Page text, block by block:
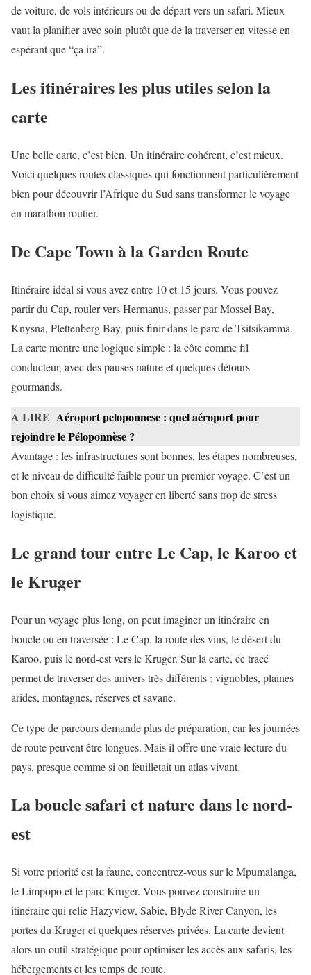
de voiture, de vols intérieurs ou de départ vers un safari. Mieux
vaut la planifier avec soin plutôt que de la traverser en vitesse en
espérant que “ça ira”.
Les itinéraires les plus utiles selon la
carte
Une belle carte, c’est bien. Un itinéraire cohérent, c’est mieux.
Voici quelques routes classiques qui fonctionnent particulièrement
bien pour découvrir l’Afrique du Sud sans transformer le voyage
en marathon routier.
De Cape Town à la Garden Route
Itinéraire idéal si vous avez entre 10 et 15 jours. Vous pouvez
partir du Cap, rouler vers Hermanus, passer par Mossel Bay,
Knysna, Plettenberg Bay, puis finir dans le parc de Tsitsikamma.
La carte montre une logique simple : la côte comme fil
conducteur, avec des pauses nature et quelques détours
gourmands.
A LIRE Aéroport peloponnese : quel aéroport pour
rejoindre le Péloponnèse ?
Avantage : les infrastructures sont bonnes, les étapes nombreuses,
et le niveau de difficulté faible pour un premier voyage. C’est un
bon choix si vous aimez voyager en liberté sans trop de stress
logistique.
Le grand tour entre Le Cap, le Karoo et
le Kruger
Pour un voyage plus long, on peut imaginer un itinéraire en
boucle ou en traversée : Le Cap, la route des vins, le désert du
Karoo, puis le nord-est vers le Kruger. Sur la carte, ce tracé
permet de traverser des univers très différents : vignobles, plaines
arides, montagnes, réserves et savane.
Ce type de parcours demande plus de préparation, car les journées
de route peuvent être longues. Mais il offre une vraie lecture du
pays, presque comme si on feuilletait un atlas vivant.
La boucle safari et nature dans le nord-
est
Si votre priorité est la faune, concentrez-vous sur le Mpumalanga,
le Limpopo et le parc Kruger. Vous pouvez construire un
itinéraire qui relie Hazyview, Sabie, Blyde River Canyon, les
portes du Kruger et quelques réserves privées. La carte devient
alors un outil stratégique pour optimiser les accès aux safaris, les
hébergements et les temps de route.